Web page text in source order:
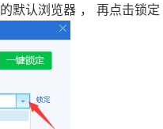
默认浏览器 ， 再点击锁定